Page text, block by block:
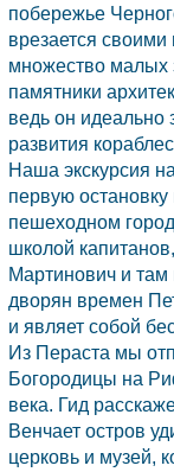
побережье
врезается
множество
памятники
ведь он идеально
развития
Наша экскурсия
первую
пешеходном
школой
Мартинович и там
дворян времен
и являет собой
Из Пераста мы
Богородицы на
века. Гид
Венчает остров
церковь и музей,